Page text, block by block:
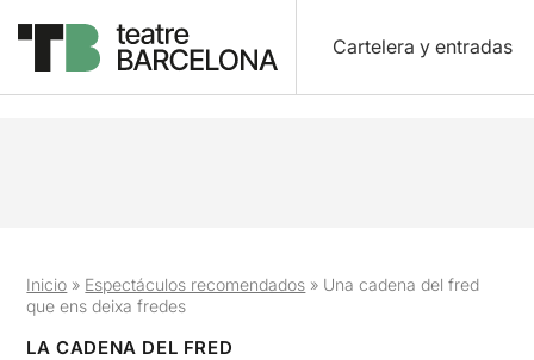
Cartelera y entradas
Inicio » Espectáculos recomendados » Una cadena del fred
que ens deixa fredes
LA CADENA DEL FRED